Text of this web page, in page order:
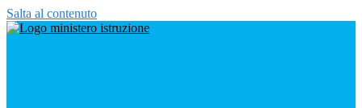
Salta al contenuto